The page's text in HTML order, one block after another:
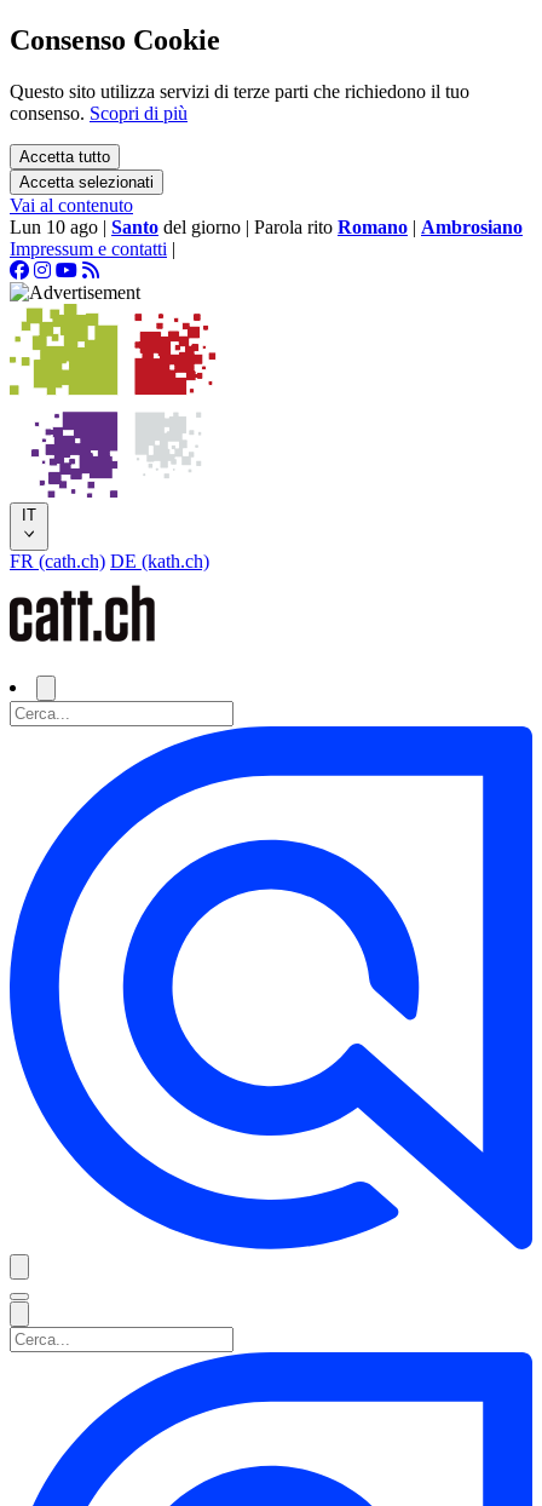
Consenso Cookie
Questo sito utilizza servizi di terze parti che richiedono il tuo
consenso. Scopri di più
Accetta tutto
Accetta selezionati
Vai al contenuto
Lun 10 ago | Santo del giorno | Parola rito Romano | Ambrosiano
Impressum e contatti |
IT
FR (cath.ch) DE (kath.ch)